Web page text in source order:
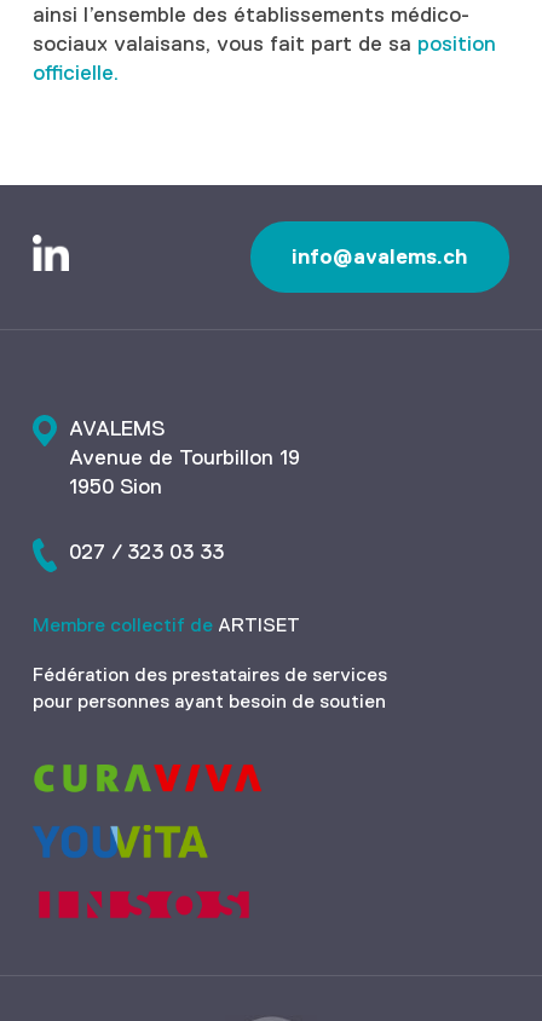
ainsi l’ensemble des établissements médico-
sociaux valaisans, vous fait part de sa position
officielle.
info@avalems.ch
AVALEMS
Avenue de Tourbillon 19
1950 Sion
027 / 323 03 33
Membre collectif deARTISET
Fédération des prestataires de services
pour personnes ayant besoin de soutien